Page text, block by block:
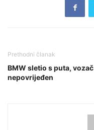
Prethodni članak
BMW sletio s puta, vozač
nepovrijeđen